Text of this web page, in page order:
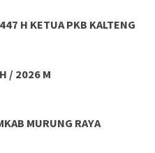
H KETUA PKB KALTENG
/ 2026 M
MURUNG RAYA